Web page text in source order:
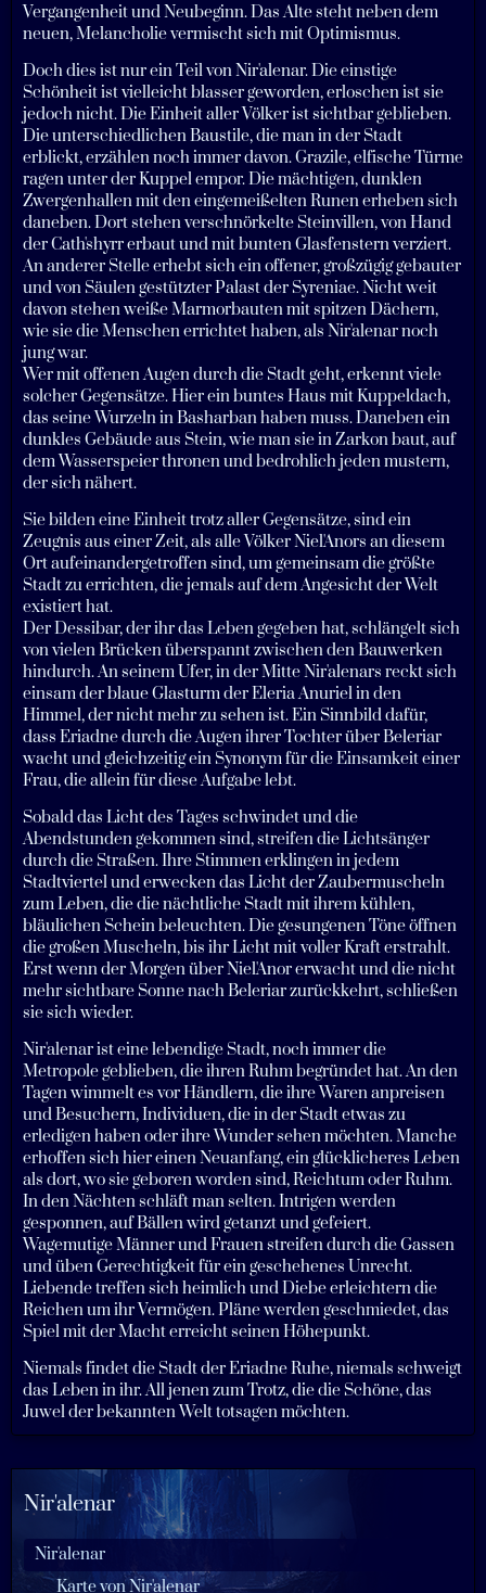
Vergangenheit und Neubeginn. Das Alte steht neben dem
neuen, Melancholie vermischt sich mit Optimismus.
Doch dies ist nur ein Teil von Nir'alenar. Die einstige
Schönheit ist vielleicht blasser geworden, erloschen ist sie
jedoch nicht. Die Einheit aller Völker ist sichtbar geblieben.
Die unterschiedlichen Baustile, die man in der Stadt
erblickt, erzählen noch immer davon. Grazile, elfische Türme
ragen unter der Kuppel empor. Die mächtigen, dunklen
Zwergenhallen mit den eingemeißelten Runen erheben sich
daneben. Dort stehen verschnörkelte Steinvillen, von Hand
der Cath'shyrr erbaut und mit bunten Glasfenstern verziert.
An anderer Stelle erhebt sich ein offener, großzügig gebauter
und von Säulen gestützter Palast der Syreniae. Nicht weit
davon stehen weiße Marmorbauten mit spitzen Dächern,
wie sie die Menschen errichtet haben, als Nir'alenar noch
jung war.
Wer mit offenen Augen durch die Stadt geht, erkennt viele
solcher Gegensätze. Hier ein buntes Haus mit Kuppeldach,
das seine Wurzeln in Basharban haben muss. Daneben ein
dunkles Gebäude aus Stein, wie man sie in Zarkon baut, auf
dem Wasserspeier thronen und bedrohlich jeden mustern,
der sich nähert.
Sie bilden eine Einheit trotz aller Gegensätze, sind ein
Zeugnis aus einer Zeit, als alle Völker Niel'Anors an diesem
Ort aufeinandergetroffen sind, um gemeinsam die größte
Stadt zu errichten, die jemals auf dem Angesicht der Welt
existiert hat.
Der Dessibar, der ihr das Leben gegeben hat, schlängelt sich
von vielen Brücken überspannt zwischen den Bauwerken
hindurch. An seinem Ufer, in der Mitte Nir'alenars reckt sich
einsam der blaue Glasturm der Eleria Anuriel in den
Himmel, der nicht mehr zu sehen ist. Ein Sinnbild dafür,
dass Eriadne durch die Augen ihrer Tochter über Beleriar
wacht und gleichzeitig ein Synonym für die Einsamkeit einer
Frau, die allein für diese Aufgabe lebt.
Sobald das Licht des Tages schwindet und die
Abendstunden gekommen sind, streifen die Lichtsänger
durch die Straßen. Ihre Stimmen erklingen in jedem
Stadtviertel und erwecken das Licht der Zaubermuscheln
zum Leben, die die nächtliche Stadt mit ihrem kühlen,
bläulichen Schein beleuchten. Die gesungenen Töne öffnen
die großen Muscheln, bis ihr Licht mit voller Kraft erstrahlt.
Erst wenn der Morgen über Niel'Anor erwacht und die nicht
mehr sichtbare Sonne nach Beleriar zurückkehrt, schließen
sie sich wieder.
Nir'alenar ist eine lebendige Stadt, noch immer die
Metropole geblieben, die ihren Ruhm begründet hat. An den
Tagen wimmelt es vor Händlern, die ihre Waren anpreisen
und Besuchern, Individuen, die in der Stadt etwas zu
erledigen haben oder ihre Wunder sehen möchten. Manche
erhoffen sich hier einen Neuanfang, ein glücklicheres Leben
als dort, wo sie geboren worden sind, Reichtum oder Ruhm.
In den Nächten schläft man selten. Intrigen werden
gesponnen, auf Bällen wird getanzt und gefeiert.
Wagemutige Männer und Frauen streifen durch die Gassen
und üben Gerechtigkeit für ein geschehenes Unrecht.
Liebende treffen sich heimlich und Diebe erleichtern die
Reichen um ihr Vermögen. Pläne werden geschmiedet, das
Spiel mit der Macht erreicht seinen Höhepunkt.
Niemals findet die Stadt der Eriadne Ruhe, niemals schweigt
das Leben in ihr. All jenen zum Trotz, die die Schöne, das
Juwel der bekannten Welt totsagen möchten.
Nir'alenar
Nir'alenar
Karte von Nir'alenar